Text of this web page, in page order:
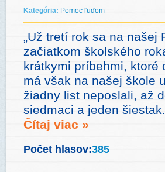
Kategória: Pomoc ľuďom
„Už tretí rok sa na našej
začiatkom školského
krátkymi príbehmi, ktoré
má však na našej škole
žiadny list neposlali, až
siedmaci a jeden
Čítaj viac »
Počet hlasov:385